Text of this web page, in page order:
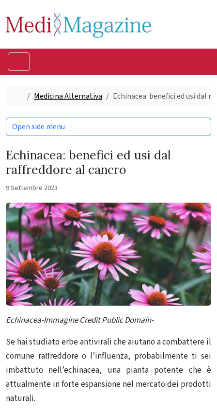
HomeMedicina Alternativa Echinacea: benefici ed usi dal
Echinacea: benefici ed usi dal
raffreddore al cancro
9 Settembre 2023
Echinacea-Immagine Credit Public Domain-
Se hai studiato erbe antiviraliche aiutano a combattere il
comune raffreddore o l’influenza, probabilmente ti sei
imbattuto nell’echinacea, una pianta potente che è
attualmente in forte espansione nel mercato dei prodotti
naturali.
Open side menu